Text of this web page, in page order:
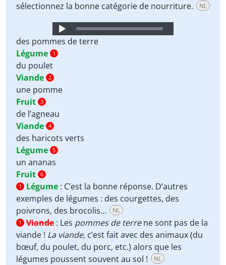
sélectionnez la bonne catégorie de nourriture.
NL
Audio
Player
des pommes de terre
Légume
1
du poulet
Viande 2
une pomme
Fruit 3
de l’agneau
Viande 4
des haricots verts
Légume 5
un ananas
Fruit 6
1
Légume : C’est la bonne réponse. D’autres
exemples de légumes : des courgettes, des
poivrons, des brocolis...
NL
1 Viande : Les pommes de terrene sont pas de la
viande ! La viande, c’est fait avec des animaux (du
bœuf, du poulet, du porc, etc.) alors que les
légumes poussent souvent au sol !
NL